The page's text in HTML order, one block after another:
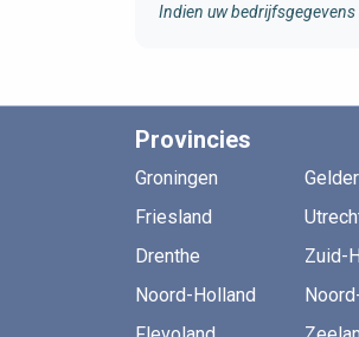
Indien uw
Provincies
Groningen
Friesland
Drenthe
Noord-Holland
Zuid-